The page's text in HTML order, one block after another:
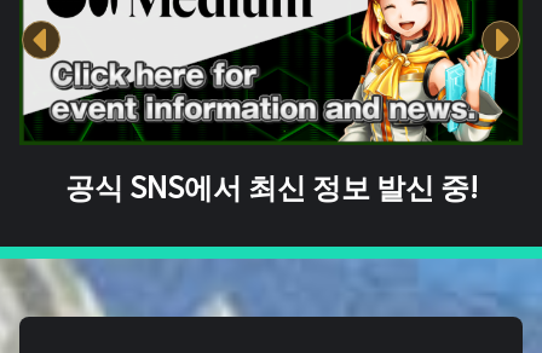
공식 SNS에서 최신 정보 발신 중!